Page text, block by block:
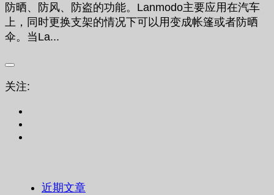
防晒、防风、防盗的功能。Lanmodo主要应用在汽车
上，同时更换支架的情况下可以用变成帐篷或者防晒
伞。当La...
关注:
近期文章